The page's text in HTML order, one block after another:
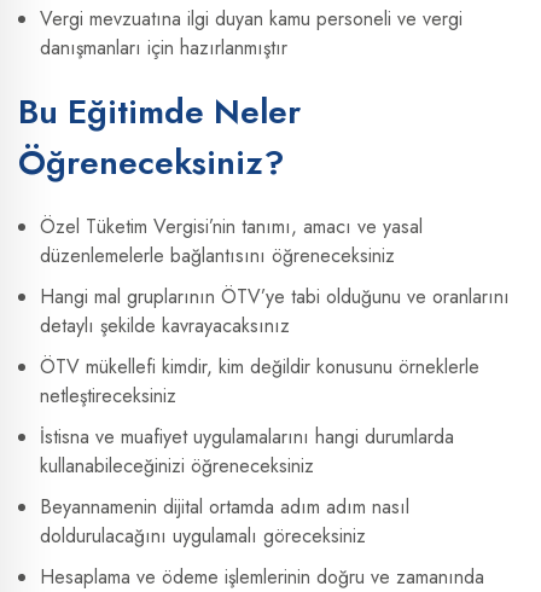
Vergi mevzuatına ilgi duyan kamu personeli ve vergi
danışmanları için hazırlanmıştır
Bu Eğitimde Neler
Öğreneceksiniz?
Özel Tüketim Vergisi’nin tanımı, amacı ve yasal
düzenlemelerle bağlantısını öğreneceksiniz
Hangi mal gruplarının ÖTV’ye tabi olduğunu ve oranlarını
detaylı şekilde kavrayacaksınız
ÖTV mükellefi kimdir, kim değildir konusunu örneklerle
netleştireceksiniz
İstisna ve muafiyet uygulamalarını hangi durumlarda
kullanabileceğinizi öğreneceksiniz
Beyannamenin dijital ortamda adım adım nasıl
doldurulacağını uygulamalı göreceksiniz
Hesaplama ve ödeme işlemlerinin doğru ve zamanında